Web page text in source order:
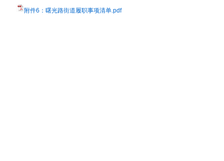
附件6：曙光路街道履职事项清单.pdf